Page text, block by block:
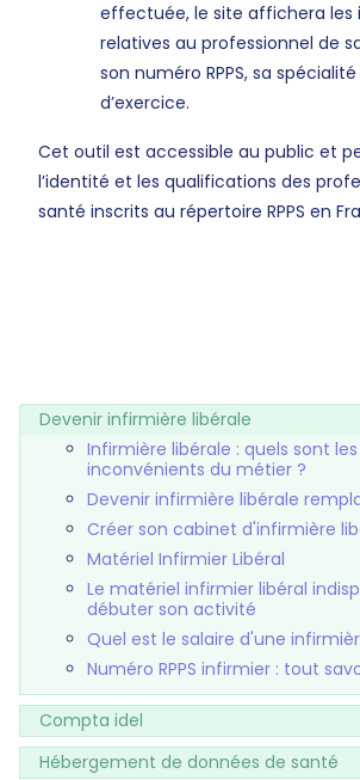
effectuée, le site affichera les
relatives au professionnel de
son numéro RPPS, sa
d’exercice.
Cet outil est accessible au public et
l’identité et les qualifications des
santé inscrits au répertoire RPPS en
Devenir infirmière libérale
Infirmière libérale : quels sont
inconvénients du métier ?
Devenir infirmière libérale
Créer son cabinet d'infirmière
Matériel Infirmier Libéral
Le matériel infirmier libéral
débuter son activité
Quel est le salaire d'une
Numéro RPPS infirmier : tout
Compta idel
Hébergement de données de santé